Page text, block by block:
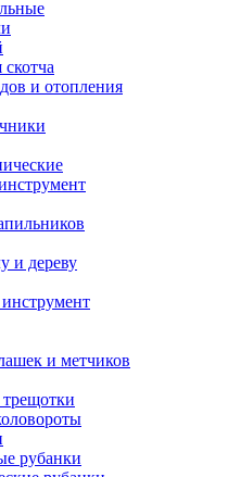
и отопления
и дереву
и метчиков
рубанки